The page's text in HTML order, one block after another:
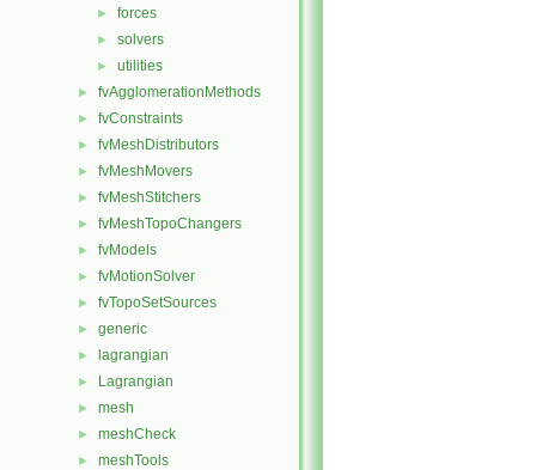
► forces
► solvers
► utilities
► fvAgglomerationMethods
► fvConstraints
► fvMeshDistributors
► fvMeshMovers
► fvMeshStitchers
► fvMeshTopoChangers
► fvModels
► fvMotionSolver
► fvTopoSetSources
► generic
► lagrangian
► Lagrangian
► mesh
► meshCheck
► meshTools